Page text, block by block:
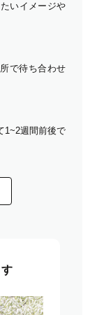
いイメージや
で待ち合わせ
1~2週間前後で